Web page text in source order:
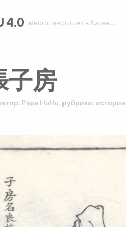
4.0 много, много лет в Китае….
子房
Papa HuHu, рубрики: истории